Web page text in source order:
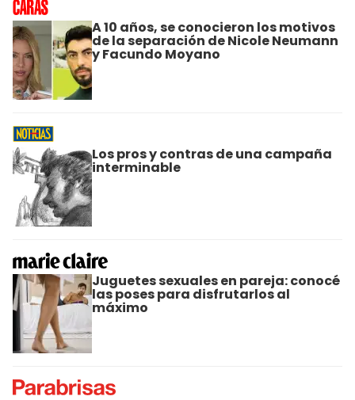
A 10 años, se conocieron los motivos
de la separación de Nicole Neumann
y Facundo Moyano
Los pros y contras de una campaña
interminable
Juguetes sexuales en pareja: conocé
las poses para disfrutarlos al
máximo